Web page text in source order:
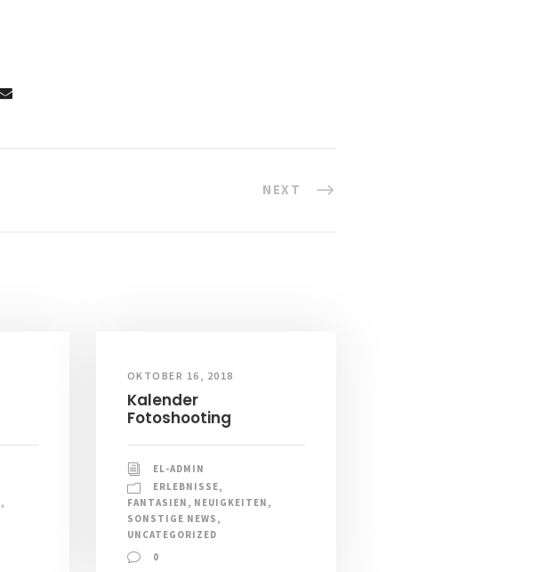
NEXT
,
OKTOBER 16, 2018
Kalender
Fotoshooting
EL-ADMIN
ERLEBNISSE,
FANTASIEN , NEUIGKEITEN ,
SONSTIGE NEWS ,
UNCATEGORIZED
0